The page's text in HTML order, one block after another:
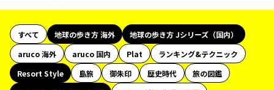
すべて 地球の歩き方 海外
地球の歩き方 Jシリーズ（国内）
aruco 海外
aruco 国内 Plat
ランキング&テクニック
Resort Style
島旅 御朱印 歴史時代
旅の図鑑